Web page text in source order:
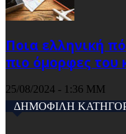
Ποια ελληνική
πιο όμορφες του
25/08/2024 - 1:36 ΜΜ
ΔΗΜΟΦΙΛΗ